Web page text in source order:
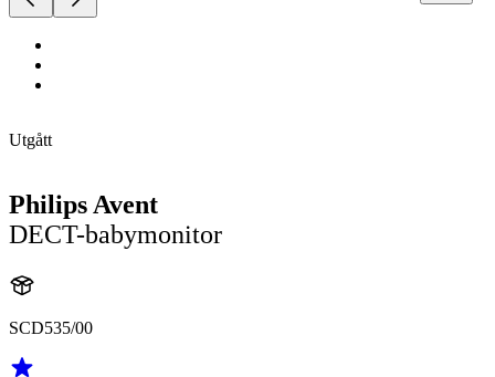
Utgått
Philips Avent
DECT-babymonitor
SCD535/00